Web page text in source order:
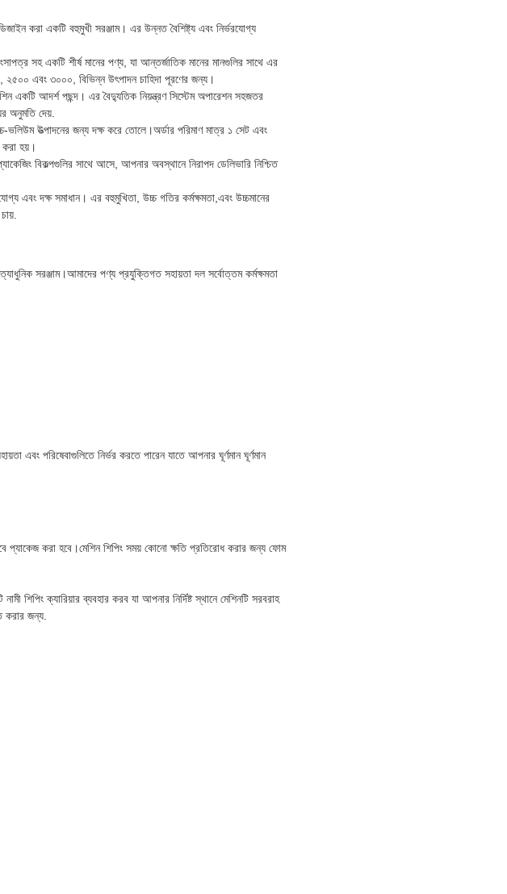
করা একটি বহুমুখী সরঞ্জাম। এর উন্নত বৈশিষ্ট্য এবং নির্ভরযোগ্য
সহ একটি শীর্ষ মানের পণ্য, যা আন্তর্জাতিক মানের মানগুলির সাথে এর
২৫০০ এবং ৩০০০, বিভিন্ন উৎপাদন চাহিদা পূরণের জন্য।
আদর্শ পছন্দ। এর বৈদ্যুতিক নিয়ন্ত্রণ সিস্টেম অপারেশন সহজতর
অনুমতি দেয়.
ভলিউম উত্পাদনের জন্য দক্ষ করে তোলে।অর্ডার পরিমাণ মাত্র ১ সেট এবং
করা হয়।
বিকল্পগুলির সাথে আসে, আপনার অবস্থানে নিরাপদ ডেলিভারি নিশ্চিত
এবং দক্ষ সমাধান। এর বহুমুখিতা, উচ্চ গতির কর্মক্ষমতা,এবং উচ্চমানের
সরঞ্জাম।আমাদের পণ্য প্রযুক্তিগত সহায়তা দল সর্বোত্তম কর্মক্ষমতা
এবং পরিষেবাগুলিতে নির্ভর করতে পারেন যাতে আপনার ঘূর্ণমান ঘূর্ণমান
প্যাকেজ করা হবে।মেশিন শিপিং সময় কোনো ক্ষতি প্রতিরোধ করার জন্য ফোম
শিপিং ক্যারিয়ার ব্যবহার করব যা আপনার নির্দিষ্ট স্থানে মেশিনটি সরবরাহ
করার জন্য.